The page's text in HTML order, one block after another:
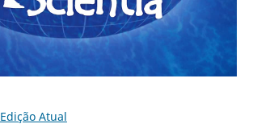
Edição Atual